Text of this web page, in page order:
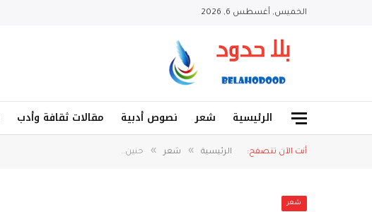
الخميس, أغسطس 6, 2026
الرئيسية شعر نصوص أدبية مقالات ثقافة وأدب
أنت الآن تتصفح: الرئيسية » شعر » حنين..
شعر